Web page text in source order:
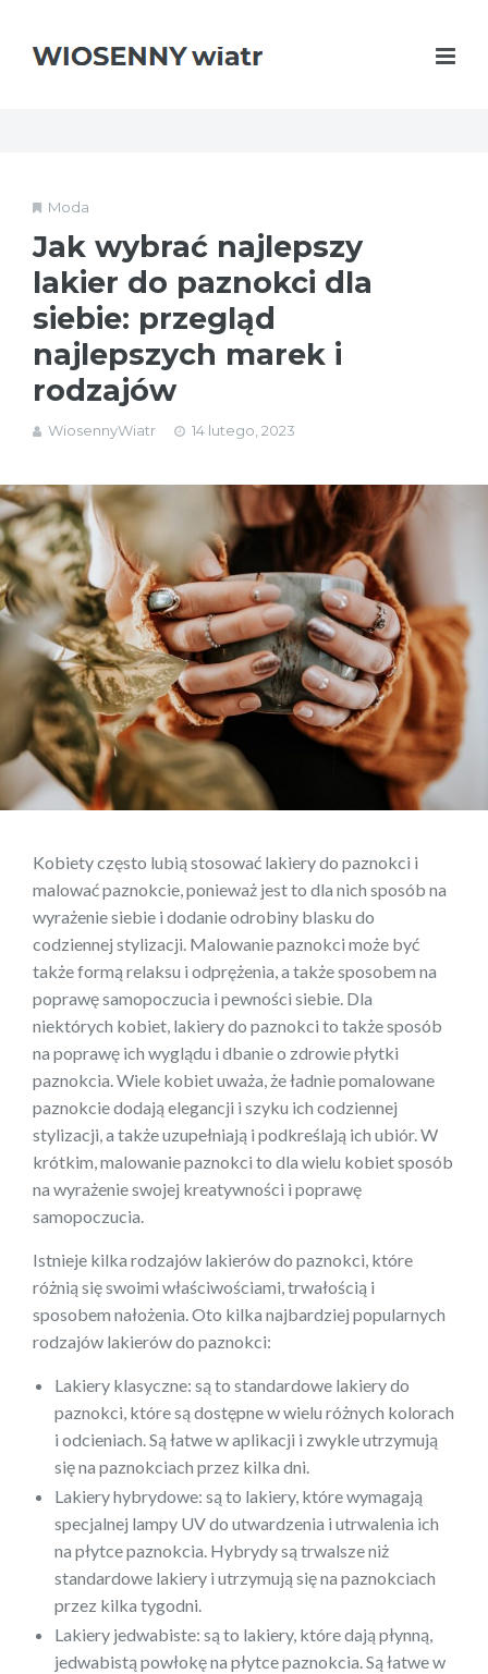
Moda
Jak wybrać najlepszy
lakier do paznokci dla
siebie: przegląd
najlepszych marek i
rodzajów
WiosennyWiatr 14 lutego, 2023
Kobiety często lubią stosować lakiery do paznokci i
malować paznokcie, ponieważ jest to dla nich sposób na
wyrażenie siebie i dodanie odrobiny blasku do
codziennej stylizacji. Malowanie paznokci może być
także formą relaksu i odprężenia, a także sposobem na
poprawę samopoczucia i pewności siebie. Dla
niektórych kobiet, lakiery do paznokci to także sposób
na poprawę ich wyglądu i dbanie o zdrowie płytki
paznokcia. Wiele kobiet uważa, że ładnie pomalowane
paznokcie dodają elegancji i szyku ich codziennej
stylizacji, a także uzupełniają i podkreślają ich ubiór. W
krótkim, malowanie paznokci to dla wielu kobiet sposób
na wyrażenie swojej kreatywności i poprawę
samopoczucia.
Istnieje kilka rodzajów lakierów do paznokci, które
różnią się swoimi właściwościami, trwałością i
sposobem nałożenia. Oto kilka najbardziej popularnych
rodzajów lakierów do paznokci:
Lakiery klasyczne: są to standardowe lakiery do
paznokci, które są dostępne w wielu różnych kolorach
i odcieniach. Są łatwe w aplikacji i zwykle utrzymują
się na paznokciach przez kilka dni.
Lakiery hybrydowe: są to lakiery, które wymagają
specjalnej lampy UV do utwardzenia i utrwalenia ich
na płytce paznokcia. Hybrydy są trwalsze niż
standardowe lakiery i utrzymują się na paznokciach
przez kilka tygodni.
Lakiery jedwabiste: są to lakiery, które dają płynną,
jedwabistą powłokę na płytce paznokcia. Są łatwe w